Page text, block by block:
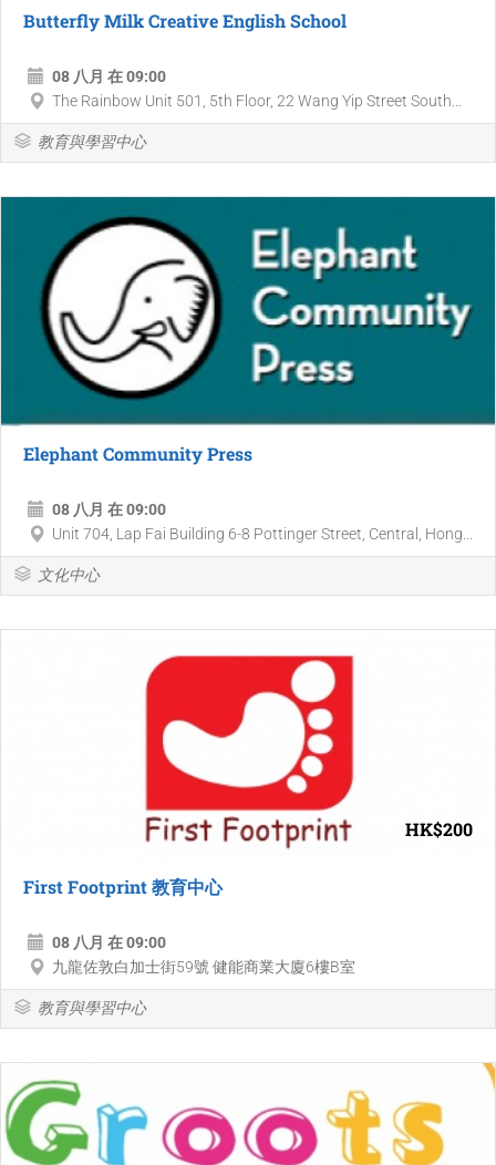
Butterfly Milk Creative English School
08 八月 在 09:00
The Rainbow Unit 501, 5th Floor, 22 Wang Yip Street South...
教育與學習中心
Elephant Community Press
08 八月 在 09:00
Unit 704, Lap Fai Building 6-8 Pottinger Street, Central, Hong...
文化中心
HK$200
First Footprint 教育中心
08 八月 在 09:00
九龍佐敦白加士街59號 健能商業大廈6樓B室
教育與學習中心